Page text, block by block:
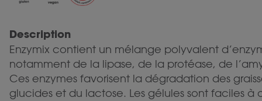
Description
Enzymix contient un mélange polyvalent
notamment de la lipase, de la protéase, de
Ces enzymes favorisent la dégradation des
glucides et du lactose. Les gélules sont faciles à